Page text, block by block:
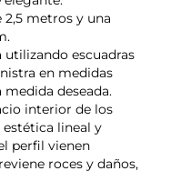
metros y una
utilizando escuadras
en medidas
deseada.
interior de los
lineal y
perfil vienen
roces y daños,